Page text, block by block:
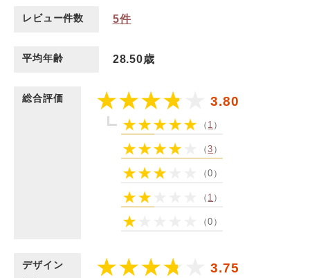
レビュー件数 5件
平均年齢 28.50歳
総合評価 3.80
（ 1 ）
（3 ）
（0）
（ 1 ）
（0）
デザイン
3.75